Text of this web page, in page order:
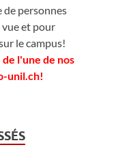
de personnes
et pour
le campus!
l'une de nos
unil.ch!